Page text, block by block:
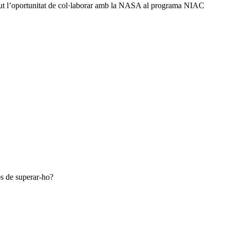
l’oportunitat de col·laborar amb la NASA al programa NIAC
de superar-ho?